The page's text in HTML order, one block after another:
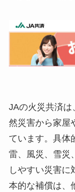
JAの火災共済は
然災害から家屋
ています。具体
雷、風災、雪災
しやすい災害に
本的な補償は、